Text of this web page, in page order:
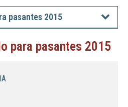
BÁSICA
pasantes 2015
para pasantes 2015